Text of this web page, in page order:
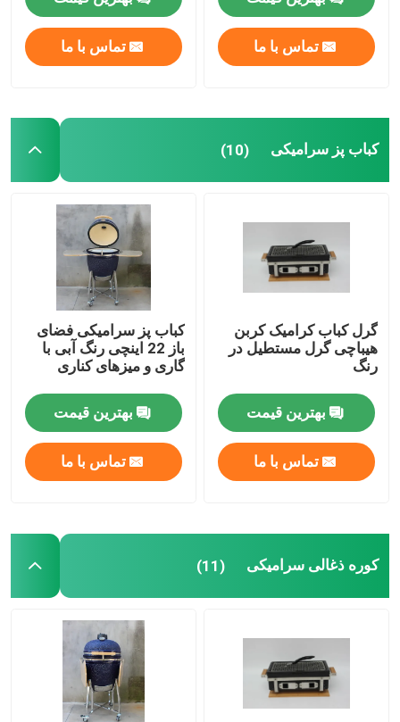
کارخانه تور
اخبار
گریل کامادو سرامیکی
کباب پز سرامیکی
کوره ذغالی سرامیکی
گریل کامادو 13 اینچی
گریل کامادو 16 اینچی
گریل کامادو 20 اینچ
تماس با ما تماس با ما
کباب پز سرامیکی (10)
گرل کباب کرامیک کربن
هیباچی گرل مستطیل در
رنگ
بهترین قیمت
تماس با ما
کباب پز سرامیکی فضای
باز 22 اینچی رنگ آبی با
گاری و میزهای کناری
بهترین قیمت
تماس با ما
کوره ذغالی سرامیکی (11)